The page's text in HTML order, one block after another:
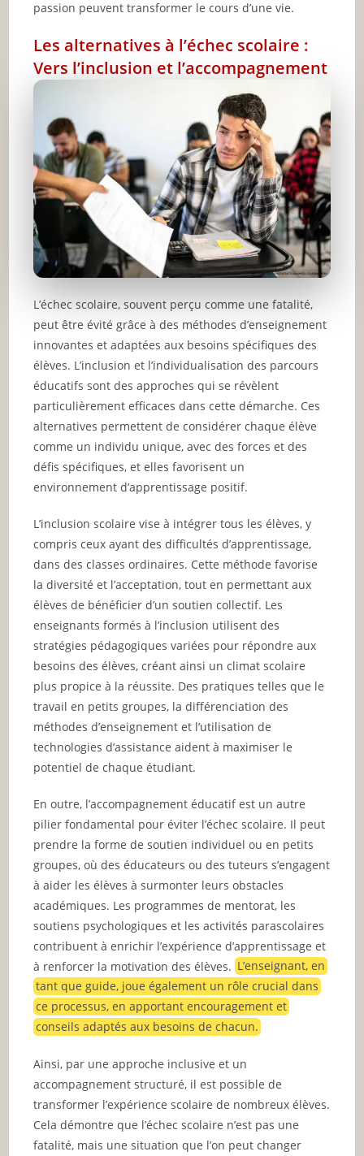
passion peuvent transformer le cours d’une vie.
Les alternatives à l’échec scolaire :
Vers l’inclusion et l’accompagnement
L’échec scolaire, souvent perçu comme une fatalité,
peut être évité grâce à des méthodes d’enseignement
innovantes et adaptées aux besoins spécifiques des
élèves. L’inclusion et l’individualisation des parcours
éducatifs sont des approches qui se révèlent
particulièrement efficaces dans cette démarche. Ces
alternatives permettent de considérer chaque élève
comme un individu unique, avec des forces et des
défis spécifiques, et elles favorisent un
environnement d’apprentissage positif.
L’inclusion scolaire vise à intégrer tous les élèves, y
compris ceux ayant des difficultés d’apprentissage,
dans des classes ordinaires. Cette méthode favorise
la diversité et l’acceptation, tout en permettant aux
élèves de bénéficier d’un soutien collectif. Les
enseignants formés à l’inclusion utilisent des
stratégies pédagogiques variées pour répondre aux
besoins des élèves, créant ainsi un climat scolaire
plus propice à la réussite. Des pratiques telles que le
travail en petits groupes, la différenciation des
méthodes d’enseignement et l’utilisation de
technologies d’assistance aident à maximiser le
potentiel de chaque étudiant.
En outre, l’accompagnement éducatif est un autre
pilier fondamental pour éviter l’échec scolaire. Il peut
prendre la forme de soutien individuel ou en petits
groupes, où des éducateurs ou des tuteurs s’engagent
à aider les élèves à surmonter leurs obstacles
académiques. Les programmes de mentorat, les
soutiens psychologiques et les activités parascolaires
contribuent à enrichir l’expérience d’apprentissage et
à renforcer la motivation des élèves.L’enseignant, en
tant que guide, joue également un rôle crucial dans
ce processus, en apportant encouragement et
conseils adaptés aux besoins de chacun.
Ainsi, par une approche inclusive et un
accompagnement structuré, il est possible de
transformer l’expérience scolaire de nombreux élèves.
Cela démontre que l’échec scolaire n’est pas une
fatalité, mais une situation que l’on peut changer